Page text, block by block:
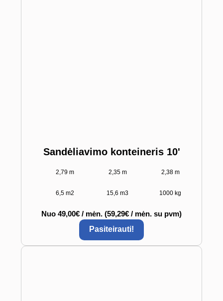
Sandėliavimo konteineris 10'
2,79 m 2,35 m 2,38 m
6,5 m2 15,6 m3 1000 kg
Nuo 49,00€ / mėn. (59,29€ / mėn. su pvm)
Pasiteirauti!